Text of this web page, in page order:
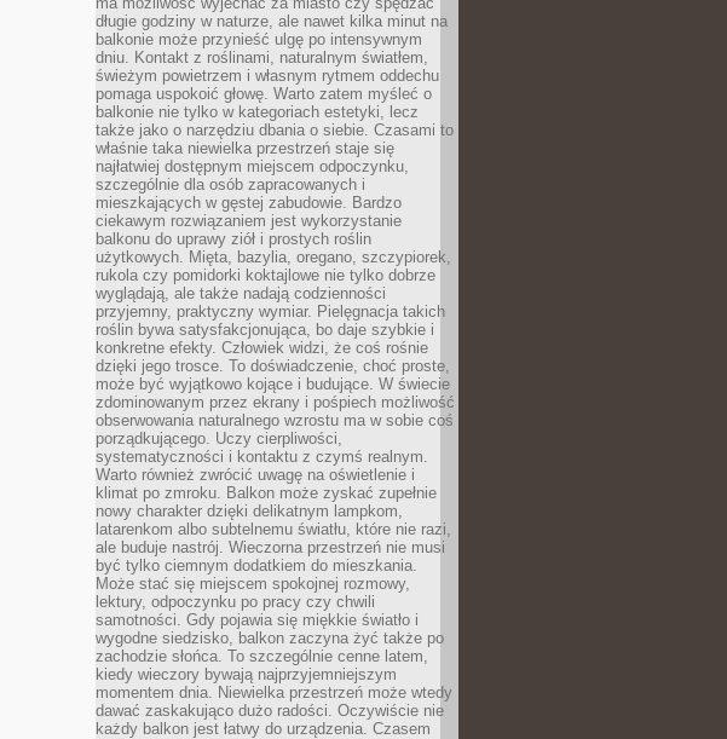
długie godziny w naturze, ale nawet kilka minut na
balkonie może przynieść ulgę po intensywnym
dniu. Kontakt z roślinami, naturalnym światłem,
świeżym powietrzem i własnym rytmem oddechu
pomaga uspokoić głowę. Warto zatem myśleć o
balkonie nie tylko w kategoriach estetyki, lecz
także jako o narzędziu dbania o siebie. Czasami to
właśnie taka niewielka przestrzeń staje się
najłatwiej dostępnym miejscem odpoczynku,
szczególnie dla osób zapracowanych i
mieszkających w gęstej zabudowie. Bardzo
ciekawym rozwiązaniem jest wykorzystanie
balkonu do uprawy ziół i prostych roślin
użytkowych. Mięta, bazylia, oregano, szczypiorek,
rukola czy pomidorki koktajlowe nie tylko dobrze
wyglądają, ale także nadają codzienności
przyjemny, praktyczny wymiar. Pielęgnacja takich
roślin bywa satysfakcjonująca, bo daje szybkie i
konkretne efekty. Człowiek widzi, że coś rośnie
dzięki jego trosce. To doświadczenie, choć proste,
może być wyjątkowo kojące i budujące. W świecie
zdominowanym przez ekrany i pośpiech możliwość
obserwowania naturalnego wzrostu ma w sobie coś
porządkującego. Uczy cierpliwości,
systematyczności i kontaktu z czymś realnym.
Warto również zwrócić uwagę na oświetlenie i
klimat po zmroku. Balkon może zyskać zupełnie
nowy charakter dzięki delikatnym lampkom,
latarenkom albo subtelnemu światłu, które nie razi,
ale buduje nastrój. Wieczorna przestrzeń nie musi
być tylko ciemnym dodatkiem do mieszkania.
Może stać się miejscem spokojnej rozmowy,
lektury, odpoczynku po pracy czy chwili
samotności. Gdy pojawia się miękkie światło i
wygodne siedzisko, balkon zaczyna żyć także po
zachodzie słońca. To szczególnie cenne latem,
kiedy wieczory bywają najprzyjemniejszym
momentem dnia. Niewielka przestrzeń może wtedy
dawać zaskakująco dużo radości. Oczywiście nie
każdy balkon jest łatwy do urządzenia. Czasem